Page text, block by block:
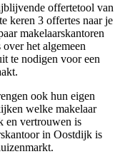
offertetool van
keren 3 offertes naar je
makelaarskantoren
het algemeen
te nodigen voor een
ook hun eigen
welke makelaar
en vertrouwen is
in Oostdijk is